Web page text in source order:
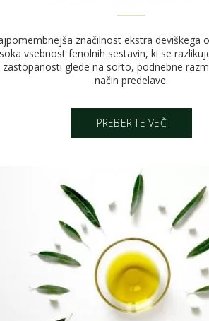
značilnost ekstra deviškega
vsebnost fenolnih sestavin, ki se
​​zastopanosti glede na sorto, podnebne
način predelave.
PREBERITE VEČ